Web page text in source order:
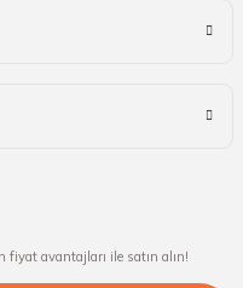
fiyat avantajları ile satın alın!